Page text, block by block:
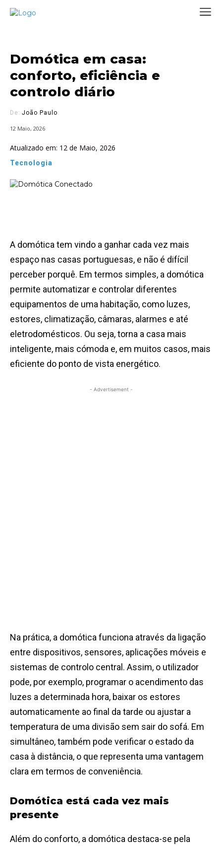
Domótica em casa:
conforto, eficiência e
controlo diário
De: João Paulo
12 Maio, 2026
Atualizado em: 12 de Maio, 2026
Tecnologia
A domótica tem vindo a ganhar cada vez mais
espaço nas casas portuguesas, e não é difícil
perceber porquê. Em termos simples, a domótica
permite automatizar e controlar diferentes
equipamentos de uma habitação, como luzes,
estores, climatização, câmaras, alarmes e até
eletrodomésticos. Ou seja, torna a casa mais
inteligente, mais cómoda e, em muitos casos, mais
eficiente do ponto de vista energético.
- Advertisement -
Na prática, a domótica funciona através da ligação
entre dispositivos, sensores, aplicações móveis e
sistemas de controlo central. Assim, o utilizador
pode, por exemplo, programar o acendimento das
luzes a determinada hora, baixar os estores
automaticamente ao final da tarde ou ajustar a
temperatura de uma divisão sem sair do sofá. Em
simultâneo, também pode verificar o estado da
casa à distância, o que representa uma vantagem
clara em termos de conveniência.
Domótica está cada vez mais
presente
Além do conforto, a domótica destaca-se pela